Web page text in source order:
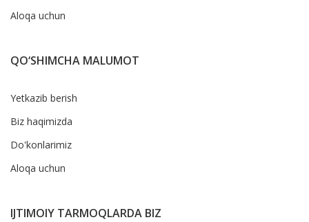
Aloqa uchun
QO‘SHIMCHA MALUMOT
Yetkazib berish
Biz haqimizda
Do'konlarimiz
Aloqa uchun
IJTIMOIY TARMOQLARDA BIZ